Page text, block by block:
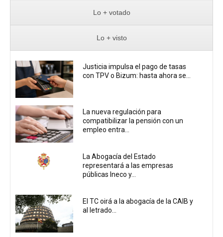
Lo + votado
Lo + visto
Justicia impulsa el pago de tasas
con TPV o Bizum: hasta ahora se...
La nueva regulación para
compatibilizar la pensión con un
empleo entra...
La Abogacía del Estado
representará a las empresas
públicas Ineco y...
El TC oirá a la abogacía de la CAIB y
al letrado...